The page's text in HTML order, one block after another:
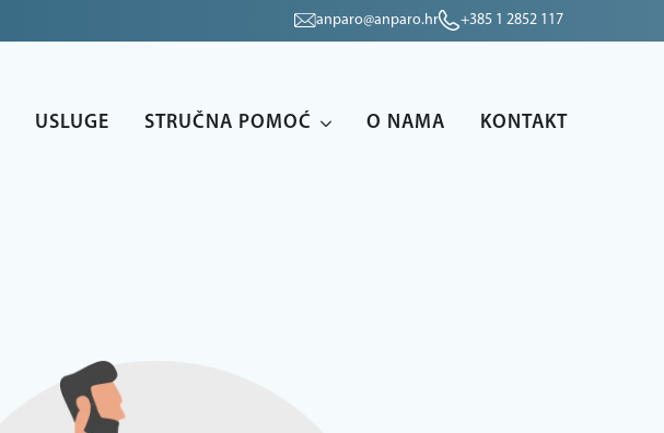
anparo@anparo.hr +385 1 2852 117
USLUGE STRUČNA POMOĆ O NAMA KONTAKT